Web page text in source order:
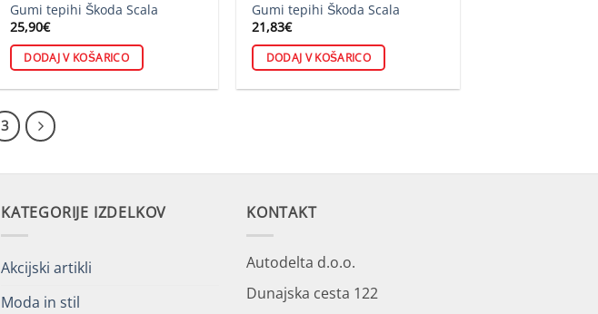
Gumi tepihi Škoda Scala
25,90€
DODAJ V KOŠARICO
Gumi tepihi Škoda Scala
21,83€
DODAJ V KOŠARICO
3
KATEGORIJE IZDELKOV
Akcijski artikli
Moda in stil
KONTAKT
Autodelta d.o.o.
Dunajska cesta 122